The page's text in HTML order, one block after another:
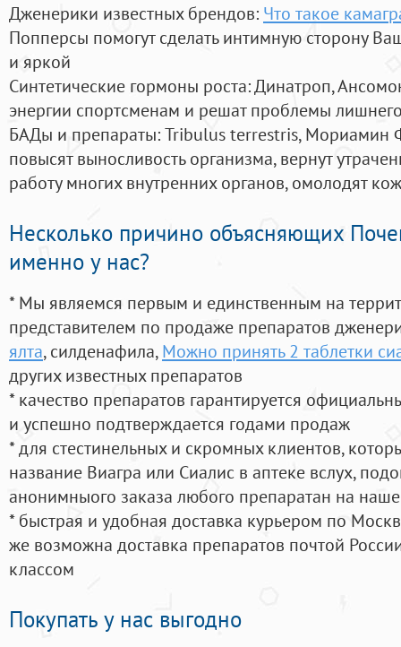
Дженерики известных брендов: Что такое
Попперсы помогут сделать интимную сторону
и яркой
Синтетические гормоны роста: Динатроп,
энергии спортсменам и решат проблемы
БАДы и препараты:Tribulus terrestris, Мориамин
повысят выносливость организма, вернут
работу многих внутренних органов, омолодят
Несколько причино объясняющих
именно у нас?
* Мы являемся первым и единственным на
представителем по продаже препаратов
ялта, силденафила, Можно принять 2 таблетки
других известных препаратов
* качество препаратов гарантируется
и успешно подтверждается годами продаж
* для стестинельных и скромных клиентов,
название Виагра или Сиалис в аптеке вслух,
анонимныого заказа любого препаратан на
* быстрая и удобная доставка курьером по
же возможна доставка препаратов почтой
классом
Покупать у нас выгодно